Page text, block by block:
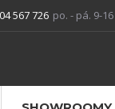
567 726 po. - pá. 9-16